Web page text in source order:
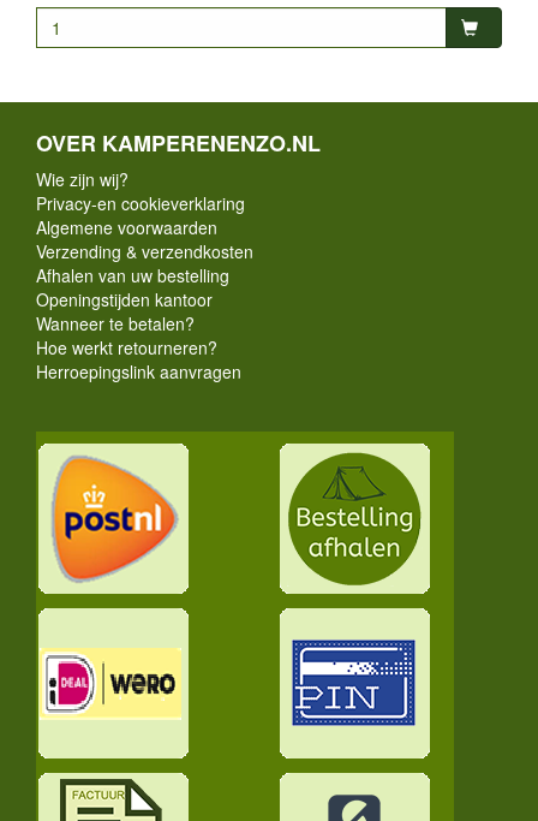
OVER KAMPERENENZO.NL
Wie zijn wij?
Privacy-en cookieverklaring
Algemene voorwaarden
Verzending & verzendkosten
Afhalen van uw bestelling
Openingstijden kantoor
Wanneer te betalen?
Hoe werkt retourneren?
Herroepingslink aanvragen